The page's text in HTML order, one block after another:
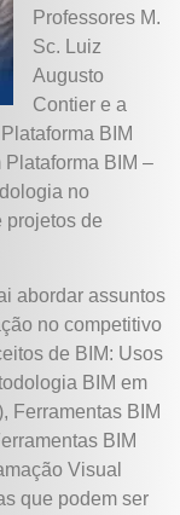
Professores M.
Sc. Luiz
Augusto
Contier e a
BIM
BIM –
no
projetos de
abordar assuntos
no competitivo
de BIM: Usos
BIM em
Ferramentas BIM
BIM
Visual
que podem ser